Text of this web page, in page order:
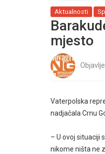
Aktualnosti
mjesto
Vaterpolska
nadjačala Crnu
– U ovoj situaciji
nikome ništa ne